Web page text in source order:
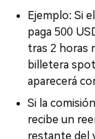
Ejemplo: Si
paga 500
tras 2 horas
billetera
aparecerá
Si la
recibe un
restante del